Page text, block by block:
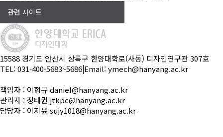
관련 사이트
15588 경기도 안산시 상록구 한양대학로(사동) 디자인연구관 307호
TEL: 031-400-5683~5686 Email: ymech@hanyang.ac.kr
책임자 : 이형규 daniel@hanyang.ac.kr
관리자 : 정태권 jtkpc@hanyang.ac.kr
담당자 : 이지윤 sujy1018@hanyang.ac.kr